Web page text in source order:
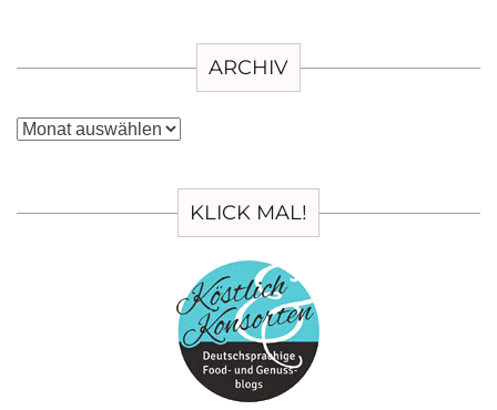
ARCHIV
Archiv
KLICK MAL!